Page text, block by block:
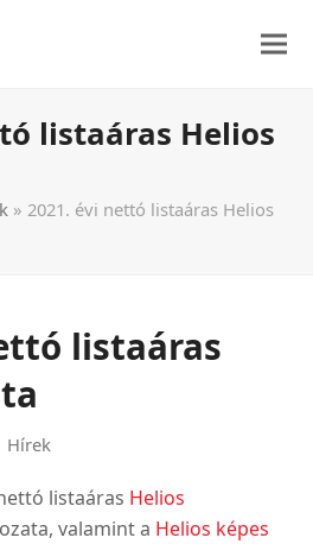
listaáras Helios
»2021. évi nettó listaáras Helios
listaáras
Hírek
listaáras Helios
valamint a Helios képes